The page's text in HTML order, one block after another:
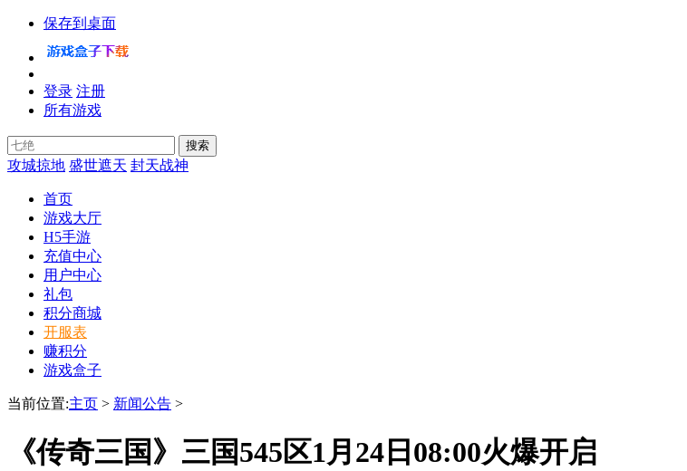
保存到桌面
登录 注册
所有游戏
攻城掠地 盛世遮天 封天战神
首页
游戏大厅
H5手游
充值中心
用户中心
礼包
积分商城
开服表
赚积分
游戏盒子
当前位置:主页 > 新闻公告 >
《传奇三国》三国545区1月24日08:00火爆开启